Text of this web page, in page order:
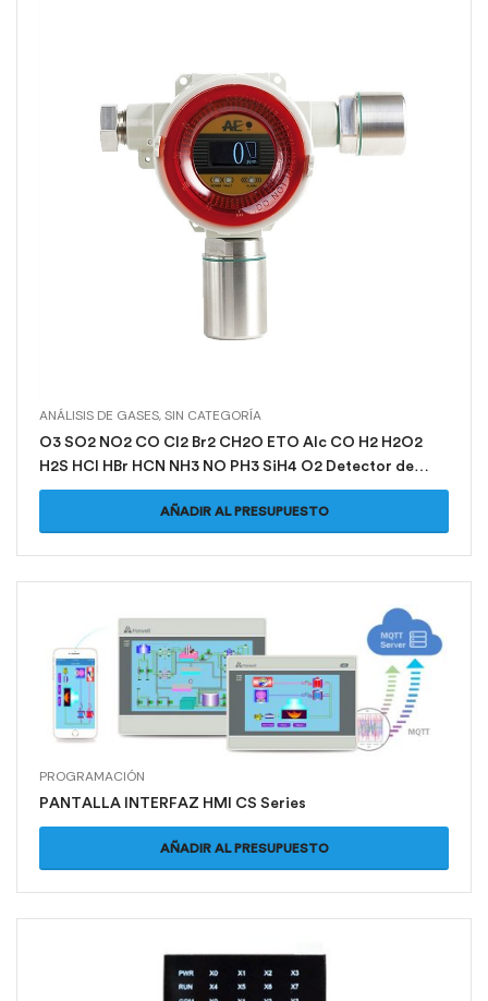
ANÁLISIS DE GASES,SIN CATEGORÍA
O3 SO2 NO2 CO Cl2 Br2 CH2O ETO Alc CO H2 H2O2
H2S HCl HBr HCN NH3 NO PH3 SiH4 O2 Detector de
Sensor de Gas con placa transmisora
AÑADIR AL PRESUPUESTO
PROGRAMACIÓN
PANTALLA INTERFAZ HMI CS Series
AÑADIR AL PRESUPUESTO